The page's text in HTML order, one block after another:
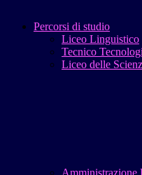
Percorsi di studio
Liceo Linguistico
Tecnico
Liceo delle